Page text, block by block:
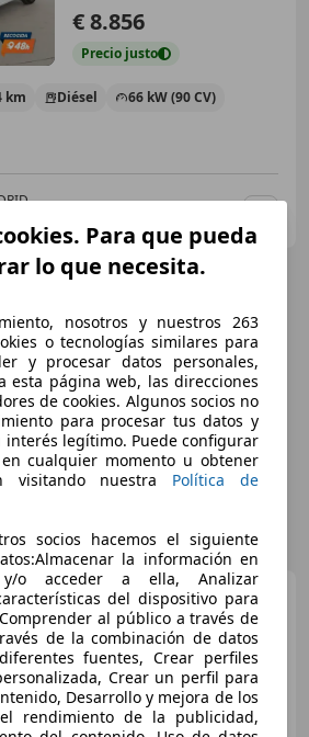
€ 8.856
Precio justo
km Diésel 66 kW (90 CV)
Toyota YarisYaris 1.4D4-D
Luna Luna
€ 850
Para que pueda
lo que necesita.
nosotros y nuestros 263
o tecnologías similares para
y procesar datos personales,
esta página web, las direcciones
de cookies. Algunos socios no
para procesar tus datos y
interés legítimo. Puede configurar
cualquier momento u obtener
visitando nuestra Política de
socios hacemos el siguiente
la información en
o acceder a ella, Analizar
del dispositivo para
al público a través de
de la combinación de datos
fuentes, Crear perfiles
Crear un perfil para
Desarrollo y mejora de los
rendimiento de la publicidad,